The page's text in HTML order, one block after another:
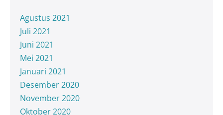
Agustus 2021
Juli 2021
Juni 2021
Mei 2021
Januari 2021
Desember 2020
November 2020
Oktober 2020